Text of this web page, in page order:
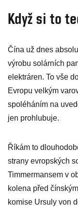
Když si to
Čína už dnes
výrobu solárních
elektráren. To vše
Evropu velkým
spoléháním na
jen prohlubuje.
Říkám to
strany evropských
Timmermansem v
kolena před
komise Ursuly von